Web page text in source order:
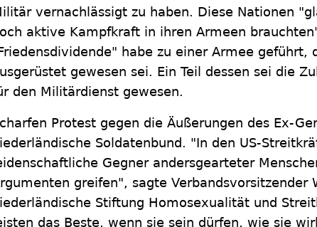
vernachlässigt zu haben. Diese Nationen
aktive Kampfkraft in ihren Armeen
habe zu einer Armee geführt,
gewesen sei. Ein Teil dessen sei die
den Militärdienst gewesen.
Protest gegen die Äußerungen des Ex-
Soldatenbund. "In den US-
Gegner andersgearteter
greifen", sagte Verbandsvorsitzender
Stiftung Homosexualität und
das Beste, wenn sie sein dürfen, wie sie